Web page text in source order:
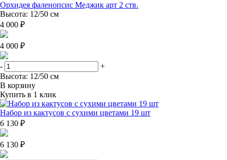
Орхидея фаленопсис Меджик арт 2 ств.
Высота: 12/50 см
4 000 ₽
4 000 ₽
-
+
Высота: 12/50 см
В корзину
Купить в 1 клик
Набор из кактусов с сухими цветами 19 шт
6 130 ₽
6 130 ₽